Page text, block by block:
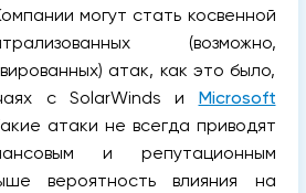
могут стать косвенной
(возможно,
атак, как это было,
с SolarWinds и Microsoft
атаки не всегда приводят
и репутационным
вероятность влияния на